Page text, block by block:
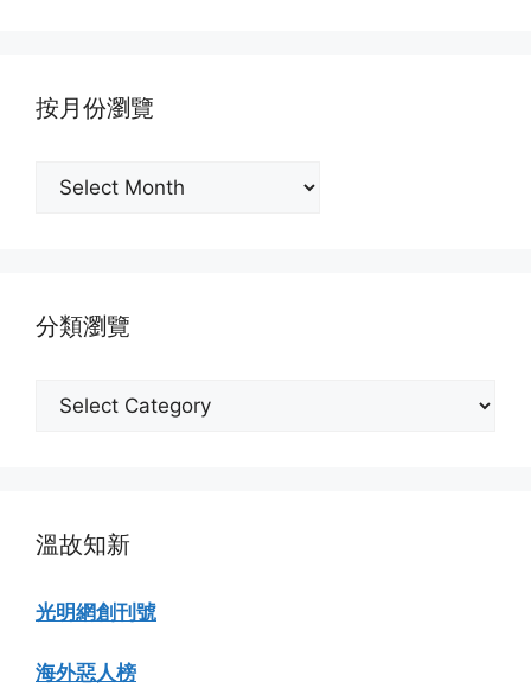
按月份瀏覽
分類瀏覽
溫故知新
光明網創刊號
海外惡人榜